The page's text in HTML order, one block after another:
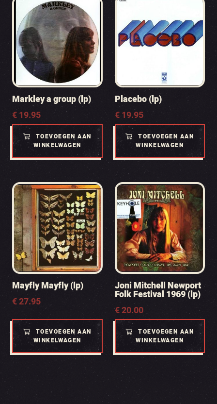
Markley a group (lp)
€19.95
TOEVOEGEN AAN
WINKELWAGEN
Placebo (lp)
€19.95
TOEVOEGEN AAN
WINKELWAGEN
Mayfly Mayfly (lp)
€27.95
TOEVOEGEN AAN
WINKELWAGEN
Joni Mitchell Newport
Folk Festival 1969 (lp)
€20.00
TOEVOEGEN AAN
WINKELWAGEN